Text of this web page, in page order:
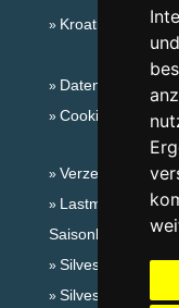
Kroatien
Datenschutz
Cookies
Verzeichnis der
Lastminute
Saisonlinks:
Silvester
Silvester im